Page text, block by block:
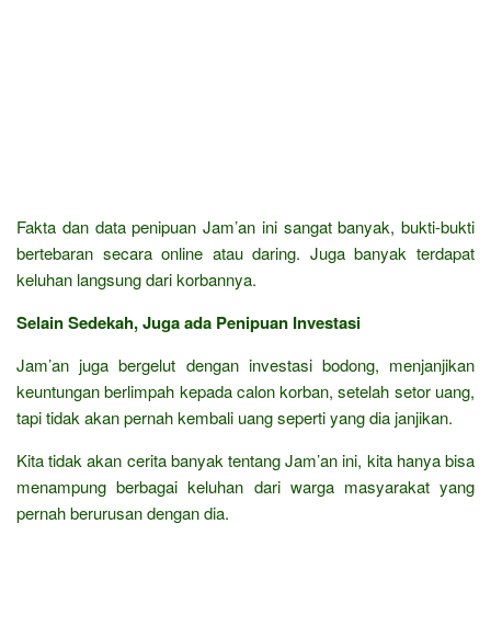
Fakta dan data penipuan Jam’an ini sangat banyak, bukti-bukti
bertebaran secara online atau daring. Juga banyak terdapat
keluhan langsung dari korbannya.
Selain Sedekah, Juga ada Penipuan Investasi
Jam’an juga bergelut dengan investasi bodong, menjanjikan
keuntungan berlimpah kepada calon korban, setelah setor uang,
tapi tidak akan pernah kembali uang seperti yang dia janjikan.
Kita tidak akan cerita banyak tentang Jam’an ini, kita hanya bisa
menampung berbagai keluhan dari warga masyarakat yang
pernah berurusan dengan dia.